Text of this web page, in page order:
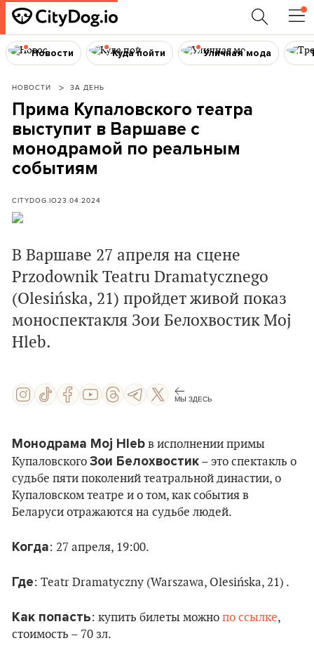
Новости Куда пойти Уличная мода
НОВОСТИ ЗА ДЕНЬ
Прима Купаловского театра
выступит в Варшаве с
монодрамой по реальным
событиям
CITYDOG.IO23.04.2024
В Варшаве 27 апреля на сцене
Przodownik Teatru Dramatycznego
(Olesińska, 21) пройдет живой показ
моноспектакля Зои Белохвостик Moj
Hleb.
МЫ ЗДЕСЬ
Монодрама Moj Hleb в исполнении примы
Купаловского Зои Белохвостик – это спектакль о
судьбе пяти поколений театральной династии, о
Купаловском театре и о том, как события в
Беларуси отражаются на судьбе людей.
Когда: 27 апреля, 19:00.
Где: Teatr Dramatyczny (Warszawa, Olesińska, 21) .
Как попасть: купить билеты можно по ссылке,
стоимость – 70 зл.